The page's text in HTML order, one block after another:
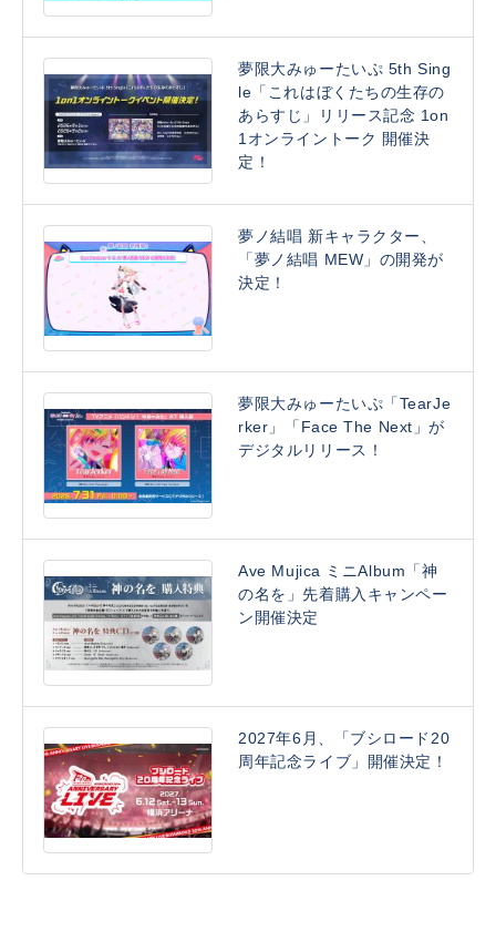
夢限大みゅーたいぷ 5th Sing
le「これはぼくたちの生存の
あらすじ」リリース記念 1on
1オンライントーク 開催決
定！
夢ノ結唱 新キャラクター、
「夢ノ結唱 MEW」の開発が
決定！
夢限大みゅーたいぷ「TearJe
rker」「Face The Next」が
デジタルリリース！
Ave Mujica ミニAlbum「神
の名を」先着購入キャンペー
ン開催決定
2027年6月、「ブシロード20
周年記念ライブ」開催決定！